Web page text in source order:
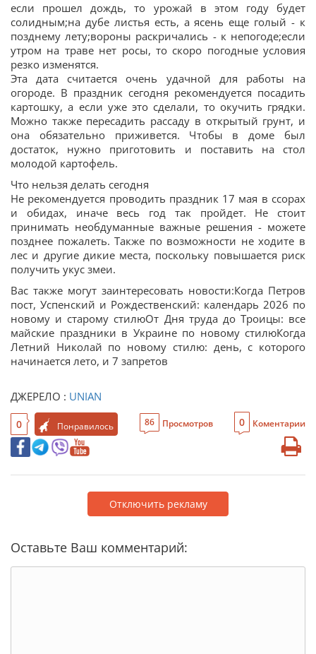
если прошел дождь, то урожай в этом году будет
солидным;на дубе листья есть, а ясень еще голый - к
позднему лету;вороны раскричались - к непогоде;если
утром на траве нет росы, то скоро погодные условия
резко изменятся.
Эта дата считается очень удачной для работы на
огороде. В праздник сегодня рекомендуется посадить
картошку, а если уже это сделали, то окучить грядки.
Можно также пересадить рассаду в открытый грунт, и
она обязательно приживется. Чтобы в доме был
достаток, нужно приготовить и поставить на стол
молодой картофель.
Что нельзя делать сегодня
Не рекомендуется проводить праздник 17 мая в ссорах
и обидах, иначе весь год так пройдет. Не стоит
принимать необдуманные важные решения - можете
позднее пожалеть. Также по возможности не ходите в
лес и другие дикие места, поскольку повышается риск
получить укус змеи.
Вас также могут заинтересовать новости:Когда Петров
пост, Успенский и Рождественский: календарь 2026 по
новому и старому стилюОт Дня труда до Троицы: все
майские праздники в Украине по новому стилюКогда
Летний Николай по новому стилю: день, с которого
начинается лето, и 7 запретов
ДЖЕРЕЛО : UNIAN
0 Понравилось 86 Просмотров 0 Коментарии
Отключить рекламу
Оставьте Ваш комментарий: